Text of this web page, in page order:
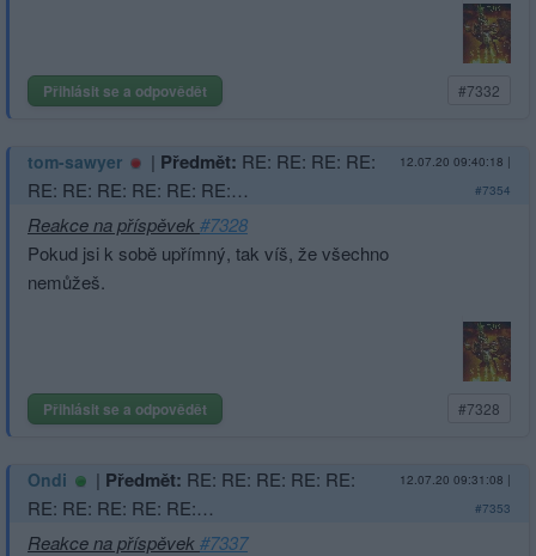
Přihlásit se a odpovědět #7332
tom-sawyer | Předmět: RE: RE: RE: RE:
RE: RE: RE: RE: RE: RE:…
12.07.20 09:40:18 |
#7354
Reakce na příspěvek#7328
Pokud jsi k sobě upřímný, tak víš, že všechno
nemůžeš.
Přihlásit se a odpovědět #7328
Ondi | Předmět: RE: RE: RE: RE: RE:
RE: RE: RE: RE: RE:…
12.07.20 09:31:08 |
#7353
Reakce na příspěvek#7337